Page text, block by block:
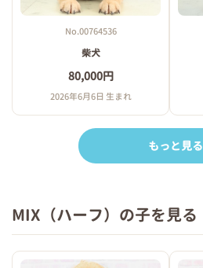
No.00764536
柴犬
80,000円
2026年6月6日 生まれ
もっと見る
MIX（ハーフ）の子を見る